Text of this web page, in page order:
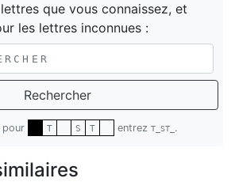
que vous connaissez, et
les lettres inconnues :
Rechercher
pour T S T entrez T_ST_ .